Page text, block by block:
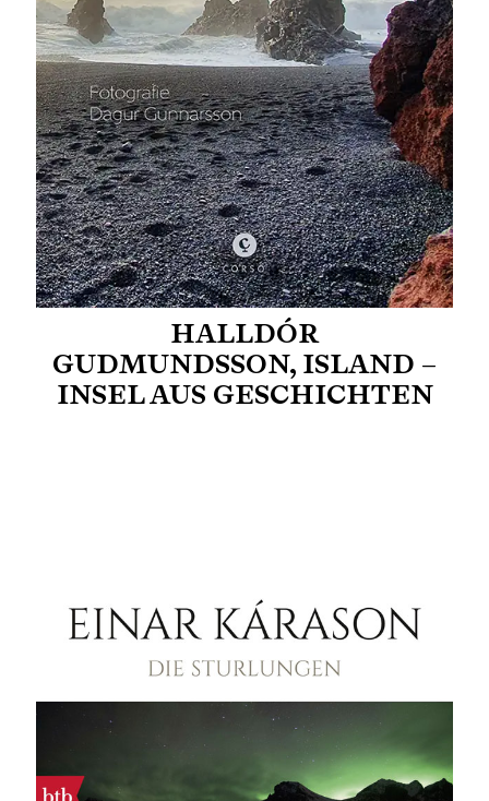
HALLDÓR
GUDMUNDSSON, ISLAND –
INSEL AUS GESCHICHTEN